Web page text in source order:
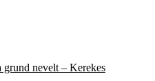
nevelt – Kerekes